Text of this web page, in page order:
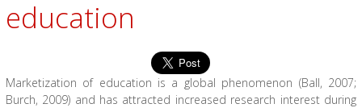
education
Marketization of education is a global phenomenon (Ball, 2007;
Burch, 2009) and has attracted increased research interest during